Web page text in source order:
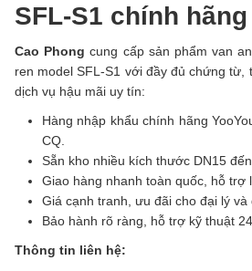
SFL-S1 chính hãng
Cao Phong cung cấp sản phẩm van
ren model SFL-S1 với đầy đủ chứng từ,
dịch vụ hậu mãi uy tín:
Hàng nhập khẩu chính hãng
CQ.
Sẵn kho nhiều kích thước DN15
Giao hàng nhanh toàn quốc, hỗ trợ
Giá cạnh tranh, ưu đãi cho đại lý và
Bảo hành rõ ràng, hỗ trợ kỹ thuật
Thông tin liên hệ: